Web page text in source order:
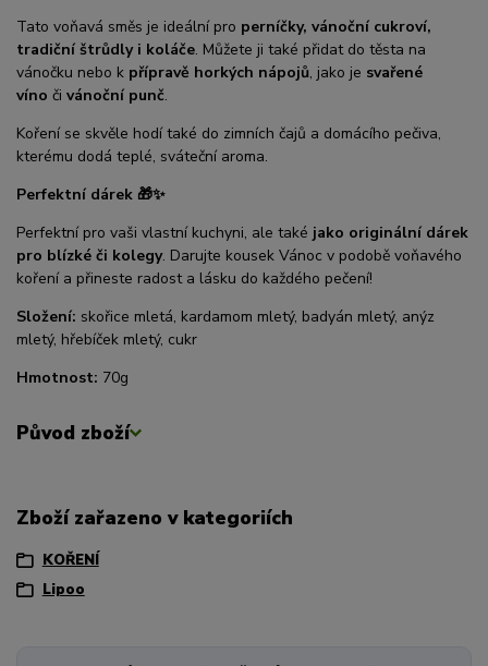
Tato voňavá směs je ideální pro perníčky, vánoční cukroví,
tradiční štrůdly i koláče. Můžete ji také přidat do těsta na
vánočku nebo k přípravě horkých nápojů, jako je svařené
víno či vánoční punč.
Koření se skvěle hodí také do zimních čajů a domácího pečiva,
kterému dodá teplé, sváteční aroma.
Perfektní dárek 🎁✨
Perfektní pro vaši vlastní kuchyni, ale také jako originální dárek
pro blízké či kolegy. Darujte kousek Vánoc v podobě voňavého
koření a přineste radost a lásku do každého pečení!
Složení: skořice mletá, kardamom mletý, badyán mletý, anýz
mletý, hřebíček mletý, cukr
Hmotnost: 70g
Původ zboží
Zboží zařazeno v kategoriích
KOŘENÍ
Lipoo